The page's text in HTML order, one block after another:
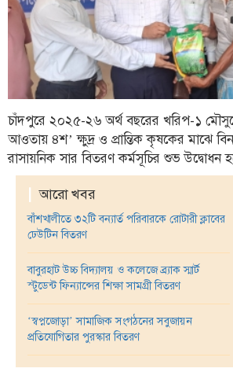
অন্যান্য
আইন-
আদালত
উপ-
সম্পাদকীয়
কৃষি
ও
প্রকৃতি
অপরাধ
চাঁদপুর
জেলার
খবর
প্রবাস
তথ্য-
চাঁদপুরে ২০২৫-২৬ অর্থ বছরের খরিপ-১
আওতায় ৪শ’ ক্ষুদ্র ও প্রান্তিক কৃষকের মাঝে
রাসায়নিক সার বিতরণ কর্মসূচির শুভ উদ্বোধন
আরো খবর
বাঁশখালীতে ৩২টি বন্যার্ত পরিবারকে রোটারী ক্লাবের
ঢেউটিন বিতরণ
বাবুরহাট উচ্চ বিদ্যালয় ও কলেজে ব্র্যাক স্মার্ট
স্টুডেন্ট ফিন্যান্সের শিক্ষা সামগ্রী বিতরণ
‘স্বপ্নজোড়া’ সামাজিক সংগঠনের সবুজায়ন
প্রতিযোগিতার পুরস্কার বিতরণ